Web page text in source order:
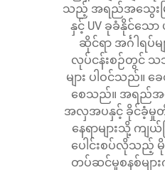
သည့် အရည်အသွေးမြင့်
နှင့် UV ခုခံနိုင်သေ
ဆိုင်ရာ အင်္ဂါရပ်
လုပ်ငန်းစဉ်တွင် သဘ
များ ပါဝင်သည်။ ခ
စေသည်။ အရည်အသွ
အလှအပနှင့် ခိုင်ခံ့မှုတို့သည်
နေရာများသို့ က
ပေါင်းစပ်လိုသည့် မိုး
တပ်ဆင်မှုစနစ်မျာ